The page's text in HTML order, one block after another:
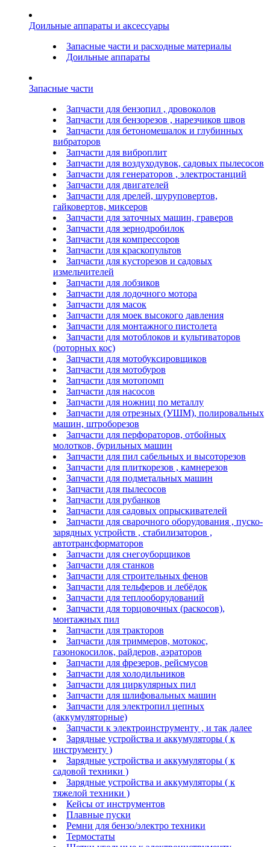
Доильные аппараты и аксессуары
Запасные части и расходные материалы
Доильные аппараты
Запасные части
Запчасти для бензопил , дровоколов
Запчасти для бензорезов , нарезчиков швов
Запчасти для бетономешалок и глубинных
вибраторов
Запчасти для виброплит
Запчасти для воздуходувок, садовых пылесосов
Запчасти для генераторов , электростанций
Запчасти для двигателей
Запчасти для дрелей, шуруповертов,
гайковертов, миксеров
Запчасти для заточных машин, граверов
Запчасти для зернодробилок
Запчасти для компрессоров
Запчасти для краскопультов
Запчасти для кусторезов и садовых
измельчителей
Запчасти для лобзиков
Запчасти для лодочного мотора
Запчасти для масок
Запчасти для моек высокого давления
Запчасти для монтажного пистолета
Запчасти для мотоблоков и культиваторов
(роторных кос)
Запчасти для мотобуксировщиков
Запчасти для мотобуров
Запчасти для мотопомп
Запчасти для насосов
Запчасти для ножниц по металлу
Запчасти для отрезных (УШМ), полировальных
машин, штроборезов
Запчасти для перфораторов, отбойных
молотков, бурильных машин
Запчасти для пил сабельных и высоторезов
Запчасти для плиткорезов , камнерезов
Запчасти для подметальных машин
Запчасти для пылесосов
Запчасти для рубанков
Запчасти для садовых опрыскивателей
Запчасти для сварочного оборудования , пуско-
зарядных устройств , стабилизаторов ,
автотрансформаторов
Запчасти для снегоуборщиков
Запчасти для станков
Запчасти для строительных фенов
Запчасти для тельферов и лебёдок
Запчасти для теплооборудований
Запчасти для торцовочных (раскосов),
монтажных пил
Запчасти для тракторов
Запчасти для триммеров, мотокос,
газонокосилок, райдеров, аэраторов
Запчасти для фрезеров, рейсмусов
Запчасти для холодильников
Запчасти для циркулярных пил
Запчасти для шлифовальных машин
Запчасти для электропил цепных
(аккумуляторные)
Запчасти к электроинструменту , и так далее
Зарядные устройства и аккумуляторы ( к
инструменту )
Зарядные устройства и аккумуляторы ( к
садовой техники )
Зарядные устройства и аккумуляторы ( к
тяжелой техники )
Кейсы от инструментов
Плавные пуски
Ремни для бензо/электро техники
Термостаты